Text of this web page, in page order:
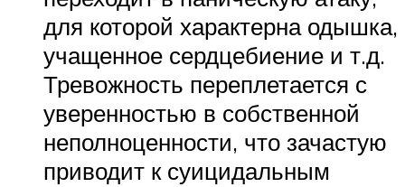
для которой характерна одышка,
учащенное сердцебиение и т.д.
Тревожность переплетается с
уверенностью в собственной
неполноценности, что зачастую
приводит к суицидальным